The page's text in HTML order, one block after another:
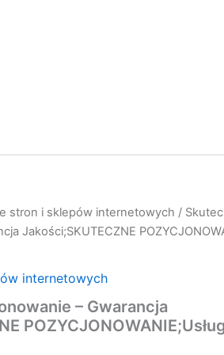
stron i sklepów internetowych /
Jakości;SKUTECZNE
internetowych
– Gwarancja